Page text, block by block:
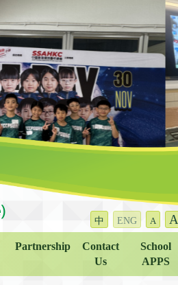
中 ENG A A
Partnership
Contact
Us
School
APPS